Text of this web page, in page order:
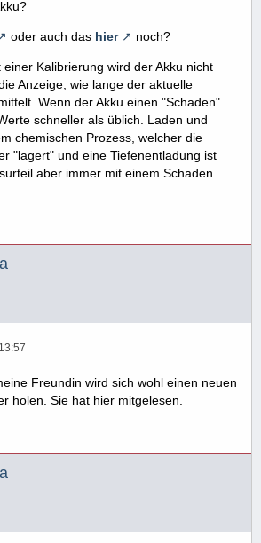
oder auch das hier noch?
Kalibrierung wird der Akku nicht
Anzeige, wie lange der aktuelle
Wenn der Akku einen "Schaden"
schneller als üblich. Laden und
chemischen Prozess, welcher die
"lagert" und eine Tiefenentladung ist
aber immer mit einem Schaden
Freundin wird sich wohl einen neuen
holen. Sie hat hier mitgelesen.